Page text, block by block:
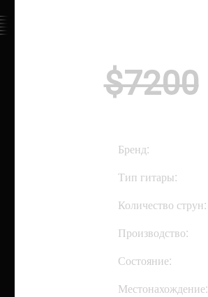
$7200
Бренд:
Тип гитары:
Количество струн:
Производство:
Состояние:
Местонахождение: